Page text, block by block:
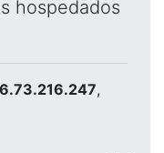
hospedados
,